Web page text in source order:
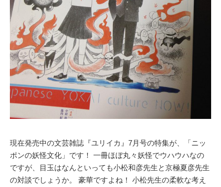
現在発売中の文芸雑誌『ユリイカ』7月号の特集が、「ニッ
ポンの妖怪文化」です！ 一冊ほぼ丸々妖怪でウハウハなの
ですが、目玉はなんといっても小松和彦先生と京極夏彦先生
の対談でしょうか。 豪華ですよね！ 小松先生の柔軟な考え